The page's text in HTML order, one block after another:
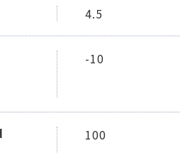
4.5
-10
100